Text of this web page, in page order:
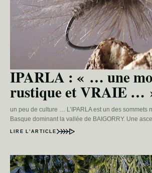
IPARLA : « … une
rustique et VRAIE …
un peu de culture … L’IPARLA est un des sommets
Basque dominant la vallée de BAIGORRY. Une
LIRE L’ARTICLE